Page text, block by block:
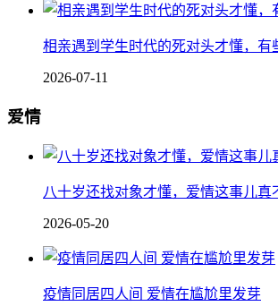
相亲遇到学生时代的死对头才懂，有
2026-07-11
爱情
八十岁还找对象才懂，爱情这事儿真
2026-05-20
疫情同居四人间 爱情在尴尬里发芽